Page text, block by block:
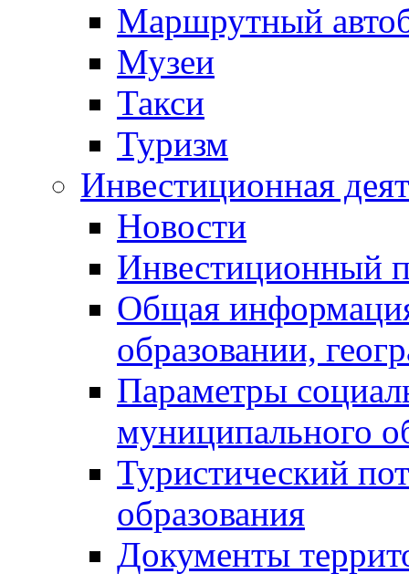
Маршрутный
Музеи
Такси
Туризм
Инвестиционная
Новости
Инвестиционный
Общая
образовании,
Параметры
муниципального
Туристический
образования
Документы